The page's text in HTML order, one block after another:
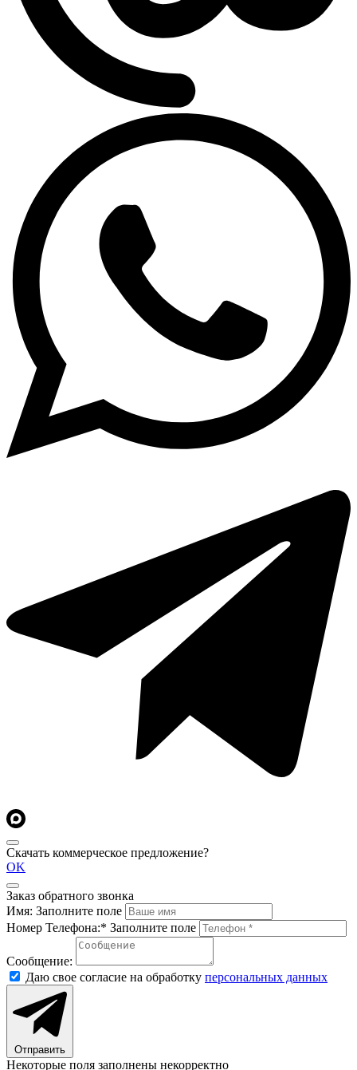
Скачать коммерческое предложение?
OK
Заказ обратного звонка
Имя: Заполните поле
Номер Телефона:* Заполните поле
Сообщение:
Даю свое согласие на обработку персональных данных
Отправить
Некоторые поля заполнены некорректно